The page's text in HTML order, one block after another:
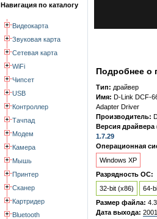
Навигация по каталогу
Видеокарта
Звуковая карта
Сетевая карта
WiFi
Чипсет
USB
Контроллер
Тачпад
Модем
Камера
Мышь
Принтер
Сканер
Картридер
Bluetooth
Подробнее о
Тип: драйвер
Имя: D-Link DCF-
Adapter Driver
Производитель:
Версия
1.7.29
Операционная
Windows XP
Разрядность ОС:
32-bit (x86)
64-
Размер файла:
Дата выхода: